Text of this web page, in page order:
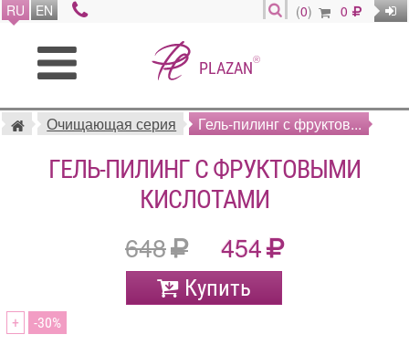
RU EN (0) 0
PLAZAN®
Очищающая серия Гель-пилинг с фруктов...
ГЕЛЬ-ПИЛИНГ С ФРУКТОВЫМИ
КИСЛОТАМИ
648 454
Купить
+ 30